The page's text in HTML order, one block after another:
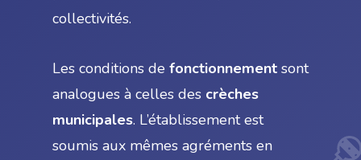
collectivités.
Les conditions de fonctionnementsont
analogues à celles des crèches
municipales. L’établissement est
soumis aux mêmes agréments en